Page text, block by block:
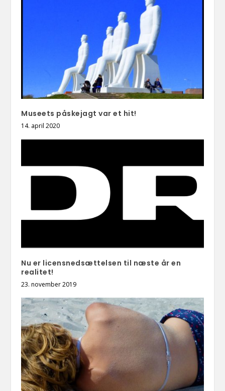
Museets påskejagt var et hit!
14. april 2020
Nu er licensnedsættelsen til næste år en
realitet!
23. november 2019